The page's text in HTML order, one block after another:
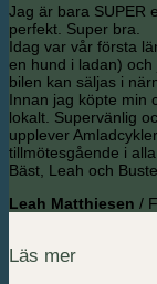
Jag är bara SUPER
perfekt. Super bra.
Idag var vår första
en hund i ladan)
bilen kan säljas i
Innan jag köpte min
lokalt. Supervänlig
upplever
tillmötesgående i
Bäst, Leah och
Leah Matthiesen /
Läs mer